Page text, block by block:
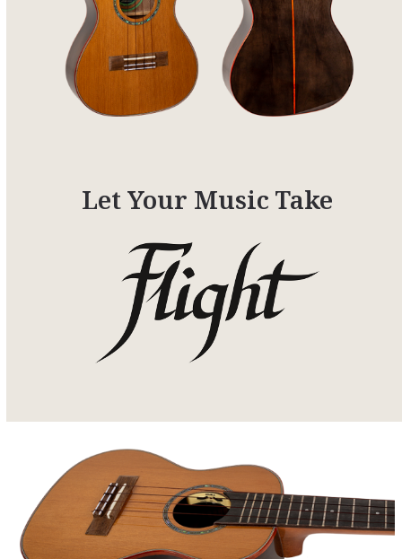
Let Your Music Take